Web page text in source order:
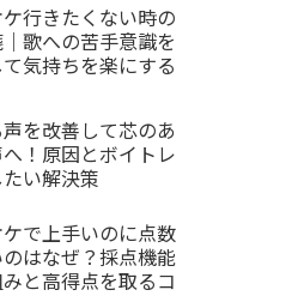
行きたくない時の
歌への苦手意識を
気持ちを楽にする
を改善して芯のあ
！原因とボイトレ
い解決策
で上手いのに点数
はなぜ？採点機能
と高得点を取るコ